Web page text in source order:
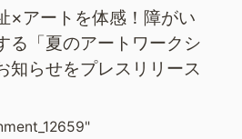
×アートを体感！障がい
る「夏のアートワークシ
知らせをプレスリリース